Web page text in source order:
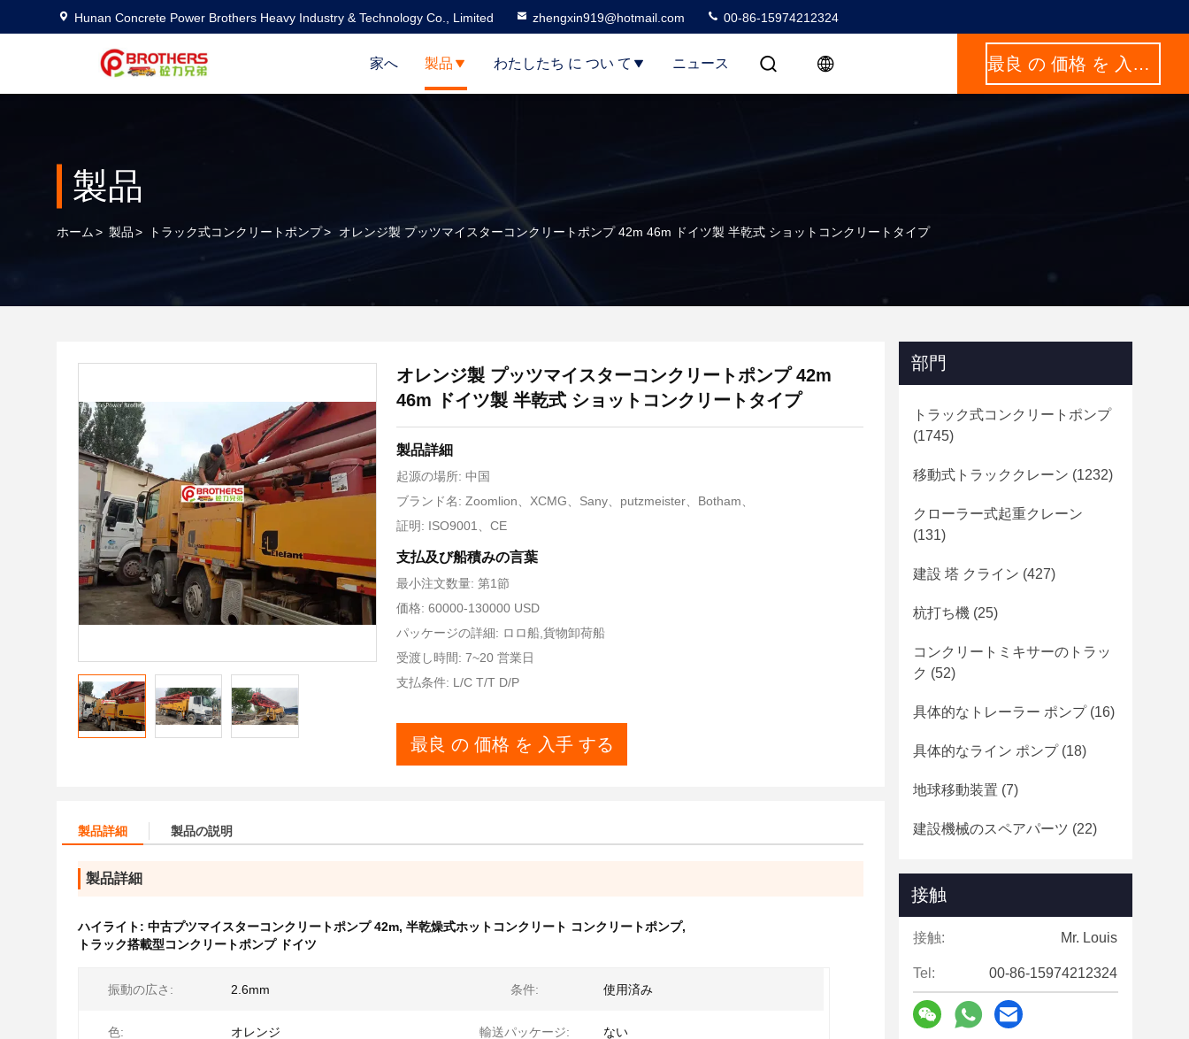
Hunan Concrete Power Brothers Heavy Industry & Technology Co., Limited zhengxin919@hotmail.com 00-86-15974212324
家へ 製品 わたしたち に つい て ニュース 最良 の 価格 を 入手 する
製品
ホーム> 製品> トラック式コンクリートポンプ> オレンジ製 プッツマイスターコンクリートポンプ 42m 46m ドイツ製 半乾式 ショットコンクリートタイプ
オレンジ製 プッツマイスターコンクリートポンプ 42m
46m ドイツ製 半乾式 ショットコンクリートタイプ
製品詳細
起源の場所: 中国
ブランド名: Zoomlion、XCMG、Sany、putzmeister、Botham、
証明: ISO9001、CE
支払及び船積みの言葉
最小注文数量: 第1節
価格: 60000-130000 USD
パッケージの詳細: ロロ船,貨物卸荷船
受渡し時間: 7~20 営業日
支払条件: L/C T/T D/P
最良 の 価格 を 入手 する
製品詳細 製品の説明
製品詳細
ハイライト: 中古プツマイスターコンクリートポンプ 42m, 半乾燥式ホットコンクリート コンクリートポンプ,
トラック搭載型コンクリートポンプ ドイツ
振動の広さ: 2.6mm 条件: 使用済み
色: オレンジ 輸送パッケージ: ない
部門
トラック式コンクリートポンプ
(1745)
移動式トラッククレーン (1232)
クローラー式起重クレーン
(131)
建設 塔 クライン (427)
杭打ち機 (25)
コンクリートミキサーのトラッ
ク (52)
具体的なトレーラー ポンプ(16)
具体的なライン ポンプ(18)
地球移動装置 (7)
建設機械のスペアパーツ (22)
接触
接触: Mr. Louis
Tel: 00-86-15974212324